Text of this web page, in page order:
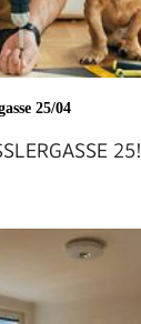
25/04
25!